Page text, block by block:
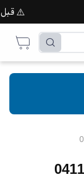
⚠️ قبل